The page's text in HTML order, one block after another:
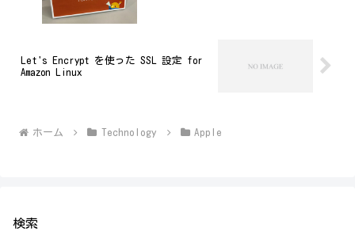
Let's Encrypt を使った SSL 設定 for
Amazon Linux
ホーム Technology Apple
検索